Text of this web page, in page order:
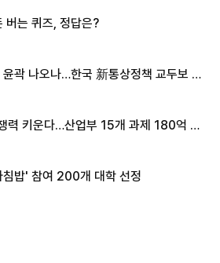
버는 퀴즈, 정답은?
곽 나오나…한국 新통상정책 교두보 활
력 키운다…산업부 15개 과제 180억 지
침밥' 참여 200개 대학 선정